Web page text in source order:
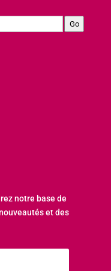
Go
notre base de
et des